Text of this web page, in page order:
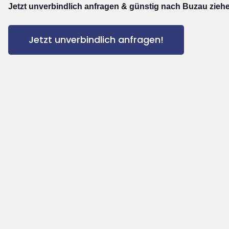
Jetzt unverbindlich anfragen & günstig nach Buzau
Jetzt unverbindlich anfragen!